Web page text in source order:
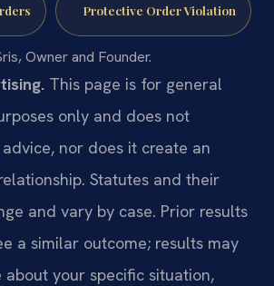
Protective Order Violation
Owner and Founder.
This page is for general
only and does not
nor does it create an
Statutes and their
and vary by case. Prior results
a similar outcome; results may
about your specific situation,